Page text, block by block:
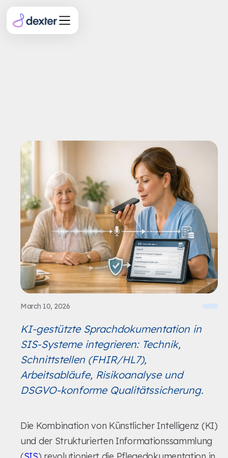
March 10, 2026
KI-gestützte Sprachdokumentation in
SIS-Systeme integrieren: Technik,
Schnittstellen (FHIR/HL7),
Arbeitsabläufe, Risikoanalyse und
DSGVO-konforme Qualitätssicherung.
Die Kombination von Künstlicher Intelligenz (KI)
und der Strukturierten Informationssammlung